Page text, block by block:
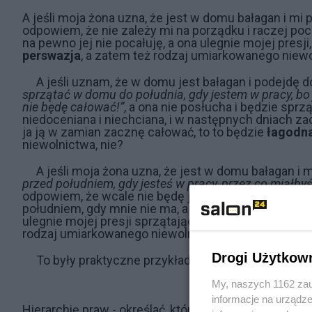
A jeśli moja żona uzna, że jest w domu bałagan i mi
odpowiem, że nie zależy mi na porządku i raczej
na pewno jej nie pocałuję, a ona ulegnie mojej
perswazja, a zatem też rodzaj umiarkowanego
A jeśli uznam, że w domu jest bałagan i podejdę
sprzątać w domu do południa, gdy jestem w pracy,
nie będę całować!”, a ona nie posłucha i będzie
niedoceniana i niechciana, i w następnych dniach
ja ją w zamian zacznę całować, to to będzie
niewolnictwa, nie?
A jeśli moja żona uzna, że jest w domu bałagan i
przed południem, gdy jesteś w pracy, przez co
odpowiem, że wcale nie będę jej całował, bo lubię
południem, gdy mnie nie ma, a ja w odwecie nie
ulegnie mojej presji sprzątając po moim powrocie z
rodzaj umiarkowanego niewolnictwa, nieprawdaż?
To były praktyczne przykłady pozwalające lepiej
Drogi
My, naszych 1162
informacje na